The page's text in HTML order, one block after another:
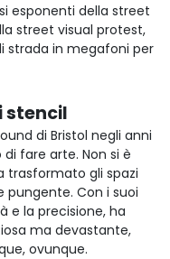
esponenti della street
street visual protest,
strada in megafoni per
stencil
di Bristol negli anni
di fare arte. Non si è
trasformato gli spazi
pungente. Con i suoi
e la precisione, ha
ma devastante,
ovunque.